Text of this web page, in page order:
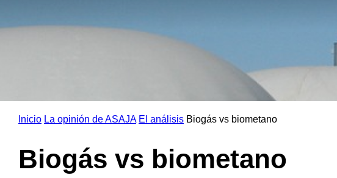
Inicio La opinión de ASAJA El análisis Biogás vs biometano
Biogás vs biometano